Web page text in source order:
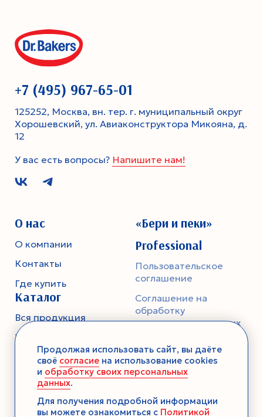
+7 (495) 967-65-01
125252, Москва, вн. тер. г. муниципальный округ
Хорошевский, ул. Авиаконструктора Микояна, д.
12
У вас есть вопросы? Напишите нам!
О нас
О компании
Контакты
Где купить
Каталог
Вся продукция
Тесто
Смеси-помощники
Ароматика
Десерты без выпечки
«Бери и пеки»
Professional
Пользовательское
соглашение
Соглашение на
обработку
персональных данных
конфиденциальности
Продолжая использовать сайт, вы даёте
своё согласие на использование cookies
и обработку своих персональных
данных.
Для получения подробной информации
вы можете ознакомиться с Политикой